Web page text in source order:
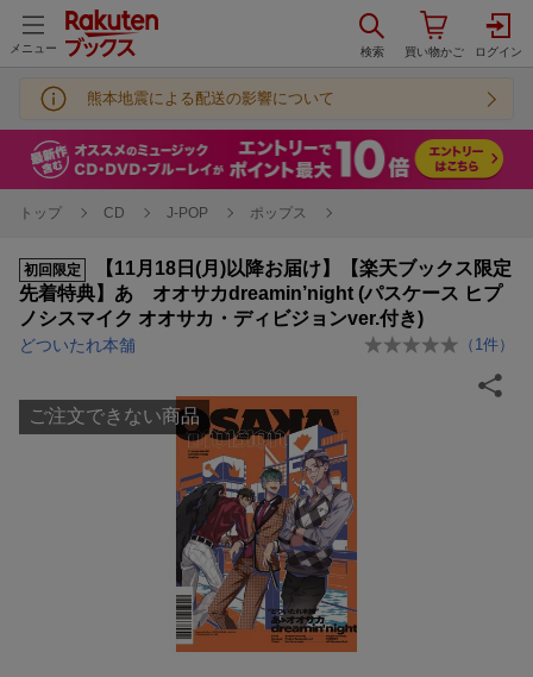
メニュー
熊本地震による配送の影響について
トップ CD J-POP ポップス
初回限定
【11月18日(月)以降お届け】【楽天ブックス限定
先着特典】あゝオオサカdreamin’night (パスケース ヒプ
ノシスマイク オオサカ・ディビジョンver.付き)
どついたれ本舗 （ 1 件）
ご注文できない商品